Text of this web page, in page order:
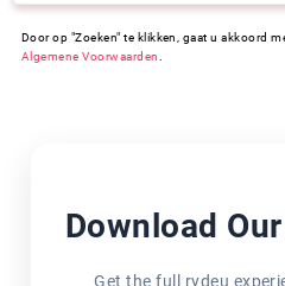
Door op "Zoeken" te klikken, gaat u akkoord
Algemene Voorwaarden
Download
Get the full rydeu